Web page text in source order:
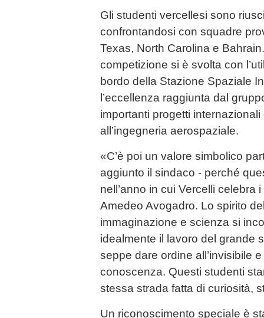
Gli studenti vercellesi sono
confrontandosi con squadre
Texas, North Carolina e
competizione si è svolta con
bordo della Stazione Spaziale
l’eccellenza raggiunta dal
importanti progetti
all’ingegneria aerospaziale.
«C’è poi un valore simbolico
aggiunto il sindaco - perché
nell’anno in cui Vercelli celebra
Amedeo Avogadro. Lo spirito
immaginazione e scienza si
idealmente il lavoro del grande
seppe dare ordine all’invisibile
conoscenza. Questi studenti
stessa strada fatta di curiosità,
Un riconoscimento speciale è